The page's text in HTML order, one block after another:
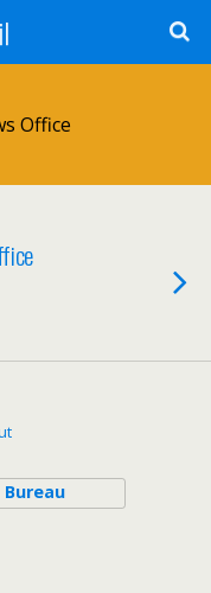
Office
Bureau